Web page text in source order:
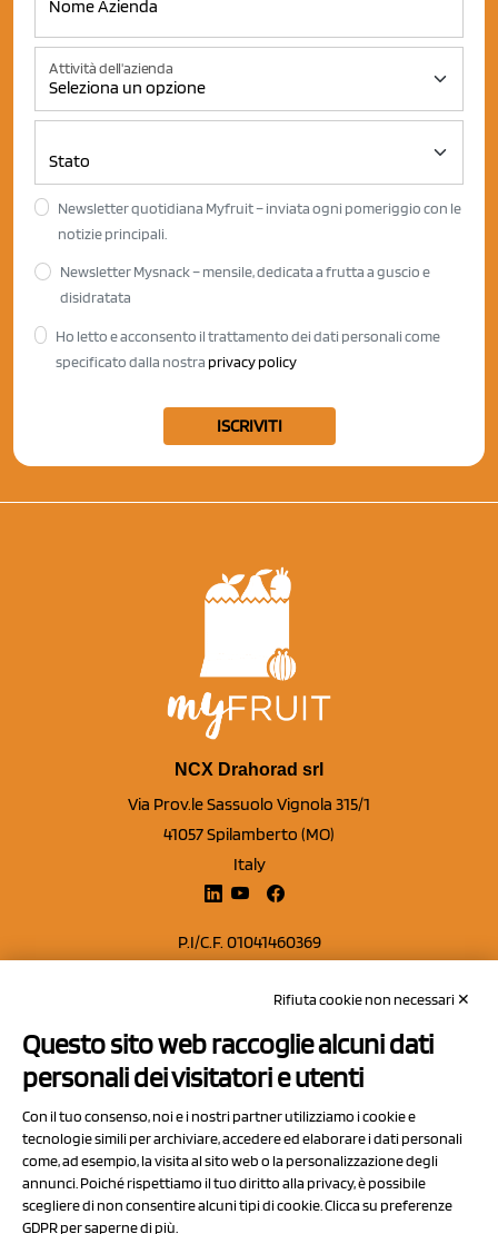
Attività dell'azienda
Newsletter quotidiana Myfruit – inviata ogni pomeriggio con le
notizie principali.
Newsletter Mysnack – mensile, dedicata a frutta a guscio e
disidratata
Ho letto e acconsento il trattamento dei dati personali come
specificato dalla nostra privacy policy
ISCRIVITI
NCX Drahorad srl
Via Prov.le Sassuolo Vignola 315/1
41057 Spilamberto (MO)
Italy
P.I/C.F. 01041460369
Capitale sociale Euro 50.000,00 i.v.
Contatti
Privacy Policy
Cookie Policy
Chi Siamo
Rifiuta cookie non necessari ✕
Questo sito web raccoglie alcuni dati
personali dei visitatori e utenti
Con il tuo consenso, noi e i nostri partner utilizziamo i cookie e
tecnologie simili per archiviare, accedere ed elaborare i dati personali
come, ad esempio, la visita al sito web o la personalizzazione degli
annunci. Poiché rispettiamo il tuo diritto alla privacy, è possibile
scegliere di non consentire alcuni tipi di cookie. Clicca su preferenze
GDPR per saperne di più.